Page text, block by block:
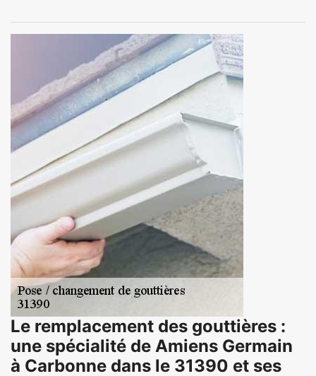
Le remplacement des gouttières :
une spécialité de Amiens Germain
à Carbonne dans le 31390 et ses